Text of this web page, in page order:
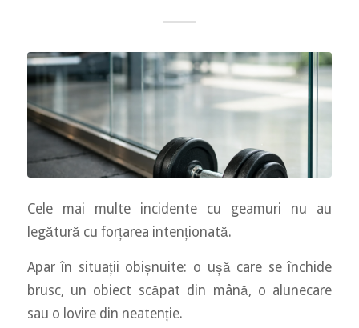
Cele mai multe incidente cu geamuri nu au
legătură cu forțarea intenționată.
Apar în situații obișnuite: o ușă care se închide
brusc, un obiect scăpat din mână, o alunecare
sau o lovire din neatenție.